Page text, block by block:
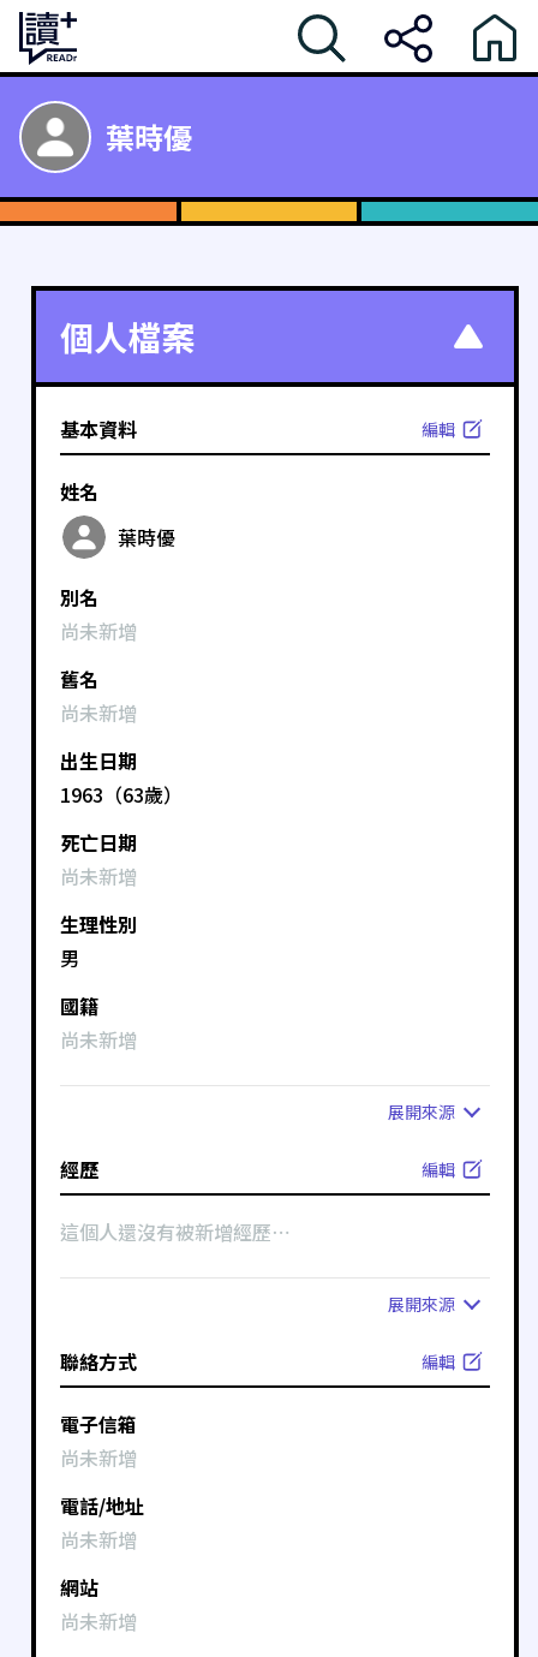
葉時優
個人檔案
基本資料 編輯
姓名
葉時優
別名
尚未新增
舊名
尚未新增
出生日期
1963（63歲）
死亡日期
尚未新增
生理性別
男
國籍
尚未新增
展開來源
經歷 編輯
這個人還沒有被新增經歷⋯
展開來源
聯絡方式 編輯
電子信箱
尚未新增
電話/地址
尚未新增
網站
尚未新增